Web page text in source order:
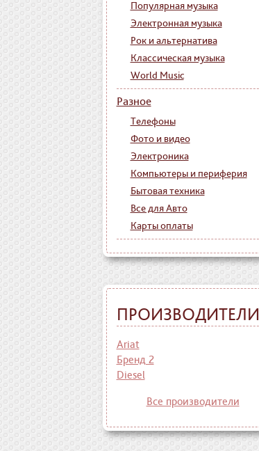
Популярная музыка
Электронная музыка
Рок и альтернатива
Классическая музыка
World Music
Разное
Телефоны
Фото и видео
Электроника
Компьютеры и периферия
Бытовая техника
Все для Авто
Карты оплаты
ПРОИЗВОДИТЕЛИ
Ariat
Бренд 2
Diesel
Все производители